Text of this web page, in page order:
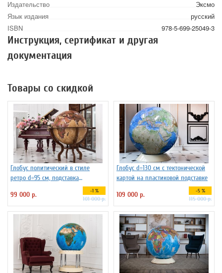
Издательство
Эксмо
Язык издания
русский
ISBN
978-5-699-25049-3
Инструкция, сертификат и другая
документация
Товары со скидкой
Глобус политический в стиле
ретро d=95 см, подставка
99 000 р. -1 %
101 000 р.
Глобус d=130 см с тектонической
картой на пластиковой подставке
109 000 р.
-5 %
115 000 р.